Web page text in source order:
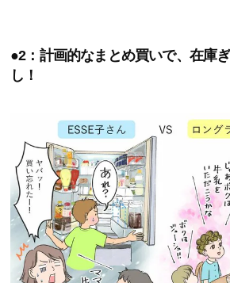
●2：計画的なまとめ買いで、在庫
し！